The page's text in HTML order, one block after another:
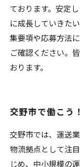
ております。安定
に成長していきた
集要項や応募方法
ご確認ください。
おります。
交野市で働こう！
交野市では、運送
物流拠点として注
じめ、中小規模の